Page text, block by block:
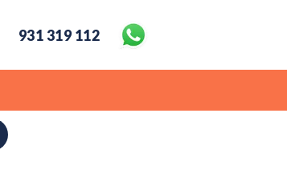
931 319 112